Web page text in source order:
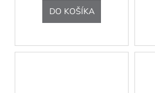
DO KOŠÍKA